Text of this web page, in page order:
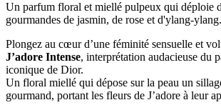
Un parfum floral et miellé pulpeux qui déploie
gourmandes de jasmin, de rose et d'ylang-ylang.
Plongez au cœur d’une féminité sensuelle et
J’adore Intense, interprétation audacieuse du
iconique de Dior.
Un floral miellé qui dépose sur la peau un
gourmand, portant les fleurs de J’adore à leur